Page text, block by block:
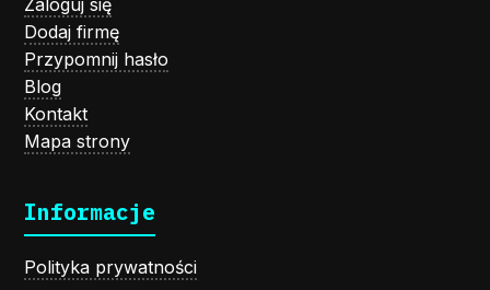
Zaloguj się
Dodaj firmę
Przypomnij hasło
Blog
Kontakt
Mapa strony
Informacje
Polityka prywatności